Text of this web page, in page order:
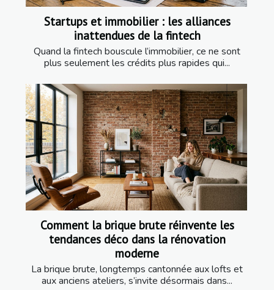
Startups et immobilier : les alliances
inattendues de la fintech
Quand la fintech bouscule l’immobilier, ce ne sont
plus seulement les crédits plus rapides qui...
Comment la brique brute réinvente les
tendances déco dans la rénovation
moderne
La brique brute, longtemps cantonnée aux lofts et
aux anciens ateliers, s’invite désormais dans...